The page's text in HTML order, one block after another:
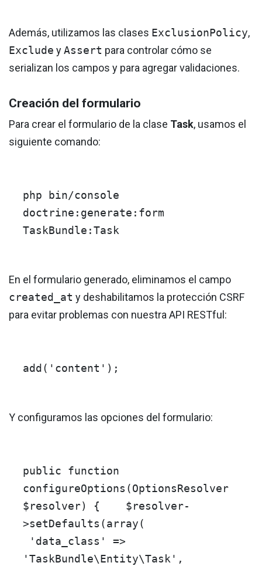
Además, utilizamos las clases ExclusionPolicy,
Exclude yAssert para controlar cómo se
serializan los campos y para agregar validaciones.
Creación del formulario
Para crear el formulario de la clase Task, usamos el
siguiente comando:
php bin/console
doctrine:generate:form
TaskBundle:Task
En el formulario generado, eliminamos el campo
created_at y deshabilitamos la protección CSRF
para evitar problemas con nuestra API RESTful:
add ( 'content' );
Y configuramos las opciones del formulario:
public
function
configureOptions (OptionsResolver
$resolver) { $resolver-
>setDefaults (array(
'data_class'
=>
'TaskBundle\Entity\Task' ,